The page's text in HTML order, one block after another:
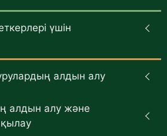
үшін
алдын алу
алдын алу және